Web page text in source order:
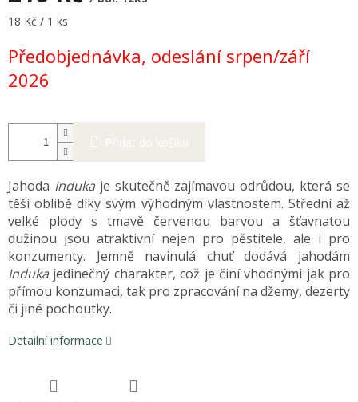
Měrná
18 Kč / 1 ks
Předobjednávka, odeslání srpen/září
2026
Přidat do košíku
Jahoda Indukaje skutečně zajímavou odrůdou, která se
těší oblibě díky svým výhodným vlastnostem. Střední až
velké plody s tmavě červenou barvou a šťavnatou
dužinou jsou atraktivní nejen pro pěstitele, ale i pro
konzumenty. Jemně navinulá chuť dodává jahodám
Induka jedinečný charakter, což je činí vhodnými jak pro
přímou konzumaci, tak pro zpracování na džemy, dezerty
či jiné pochoutky.
Detailní informace